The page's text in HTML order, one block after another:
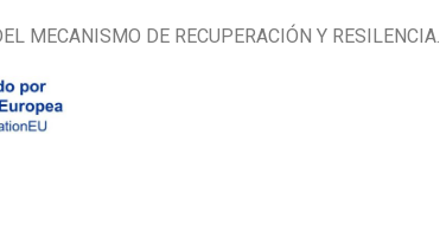
MECANISMO DE RECUPERACIÓN Y RESILENCIA.